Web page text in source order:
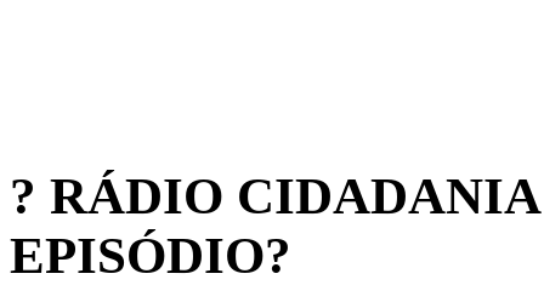
? RÁDIO
EPISÓDIO?